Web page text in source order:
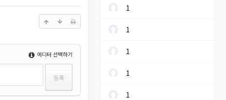
에디터 선택하기
1
1
1
1
1